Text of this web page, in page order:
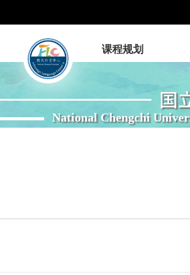
国
National Chengchi
课程规划